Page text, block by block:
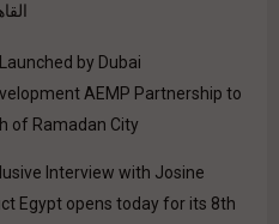
by Dubai
AEMP Partnership to
of Ramadan City
Interview with Josine
Egypt opens today for its 8th